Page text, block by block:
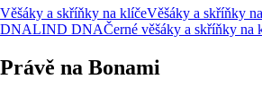
Věšáky a skříňky na klíčeVěšáky a skříňky
DNALIND DNAČerné věšáky a skříňky na
Právě na Bonami